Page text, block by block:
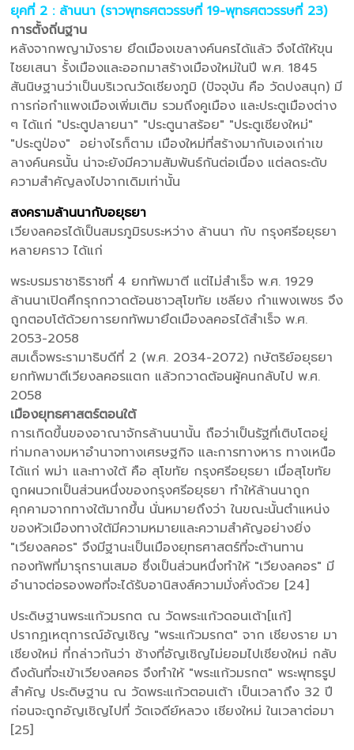
ยุคที่ 2 : ล้านนา (ราวพุทธศตวรรษที่ 19-พุทธศตวรรษที่ 23)
การตั้งถิ่นฐาน
หลังจากพญามังราย ยึดเมืองเขลางค์นครได้แล้ว จึงได้ให้ขุน
ไชยเสนา รั้งเมืองและออกมาสร้างเมืองใหม่ในปี พ.ศ. 1845
สันนิษฐานว่าเป็นบริเวณวัดเชียงภูมิ (ปัจจุบัน คือ วัดปงสนุก) มี
การก่อกำแพงเมืองเพิ่มเติม รวมถึงคูเมือง และประตูเมืองต่าง
ๆ ได้แก่ "ประตูปลายนา" "ประตูนาสร้อย" "ประตูเชียงใหม่"
"ประตูป่อง" อย่างไรก็ตาม เมืองใหม่ที่สร้างมากับเองเก่าเข
ลางค์นครนั้น น่าจะยังมีความสัมพันธ์กันต่อเนื่อง แต่ลดระดับ
ความสำคัญลงไปจากเดิมเท่านั้น
สงครามล้านนากับอยุธยา
เวียงลคอรได้เป็นสมรภูมิรบระหว่าง ล้านนา กับ กรุงศรีอยุธยา
หลายคราว ได้แก่
พระบรมราชาธิราชที่ 4 ยกทัพมาตี แต่ไม่สำเร็จ พ.ศ. 1929
ล้านนาเปิดศึกรุกกวาดต้อนชาวสุโขทัย เชลียง กำแพงเพชร จึง
ถูกตอบโต้ด้วยการยกทัพมายึดเมืองลคอรได้สำเร็จ พ.ศ.
2053-2058
สมเด็จพระรามาธิบดีที่ 2 (พ.ศ. 2034-2072) กษัตริย์อยุธยา
ยกทัพมาตีเวียงลคอรแตก แล้วกวาดต้อนผู้คนกลับไป พ.ศ.
2058
เมืองยุทธศาสตร์ตอนใต้
การเกิดขึ้นของอาณาจักรล้านนานั้น ถือว่าเป็นรัฐที่เติบโตอยู่
ท่ามกลางมหาอำนาจทางเศรษฐกิจ และการทางหาร ทางเหนือ
ได้แก่ พม่า และทางใต้ คือ สุโขทัย กรุงศรีอยุธยา เมื่อสุโขทัย
ถูกผนวกเป็นส่วนหนึ่งของกรุงศรีอยุธยา ทำให้ล้านนาถูก
คุกคามจากทางใต้มากขึ้น นั่นหมายถึงว่า ในขณะนั้นตำแหน่ง
ของหัวเมืองทางใต้มีความหมายและความสำคัญอย่างยิ่ง
"เวียงลคอร" จึงมีฐานะเป็นเมืองยุทธศาสตร์ที่จะต้านทาน
กองทัพที่มารุกรานเสมอ ซึ่งเป็นส่วนหนึ่งทำให้ "เวียงลคอร" มี
อำนาจต่อรองพอที่จะได้รับอานิสงส์ความมั่งคั่งด้วย [24]
ประดิษฐานพระแก้วมรกต ณ วัดพระแก้วดอนเต้า[แก้]
ปรากฏเหตุการณ์อัญเชิญ "พระแก้วมรกต" จาก เชียงราย มา
เชียงใหม่ ที่กล่าวกันว่า ช้างที่อัญเชิญไม่ยอมไปเชียงใหม่ กลับ
ดึงดันที่จะเข้าเวียงลคอร จึงทำให้ "พระแก้วมรกต" พระพุทธรูป
สำคัญ ประดิษฐาน ณ วัดพระแก้วตอนเต้า เป็นเวลาถึง 32 ปี
ก่อนจะถูกอัญเชิญไปที่ วัดเจดีย์หลวง เชียงใหม่ ในเวลาต่อมา
[25]